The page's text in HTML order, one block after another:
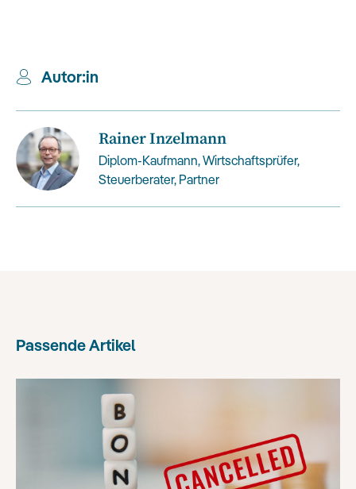
Autor:in
Rainer Inzelmann
Diplom-Kaufmann, Wirtschaftsprüfer,
Steuerberater, Partner
Passende Artikel